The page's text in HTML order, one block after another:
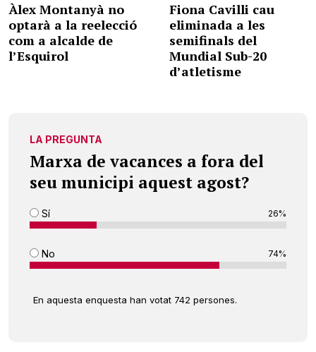
Àlex Montanyà no
optarà a la reelecció
com a alcalde de
l’Esquirol
Fiona Cavilli cau
eliminada a les
semifinals del
Mundial Sub-20
d’atletisme
LA PREGUNTA
Marxa de vacances a fora del
seu municipi aquest agost?
Sí 26%
No 74%
En aquesta enquesta han votat 742 persones.